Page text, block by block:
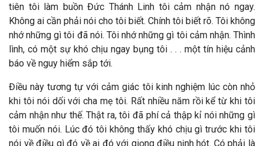
tiên tôi làm buồn Đức Thánh Linh tôi cảm nhận nó ngay.
Không ai cần phải nói cho tôi biết. Chính tôi biết rõ. Tôi không
nhớ những gì tôi đã nói. Tôi nhớ những gì tôi cảm nhận. Thình
lình, có một sự khó chịu ngay bụng tôi . . . một tín hiệu cảnh
báo về nguy hiểm sắp tới.
Điều này tương tự với cảm giác tôi kinh nghiệm lúc còn nhỏ
khi tôi nói dối với cha mẹ tôi. Rất nhiều năm rồi kể từ khi tôi
cảm nhận như thế. Thật ra, tôi đã phí cả thập kỉ nói những gì
tôi muốn nói. Lúc đó tôi không thấy khó chịu gì trước khi tôi
nói về điều gì đó về ai đó với giọng điều nịnh hót. Có phải là